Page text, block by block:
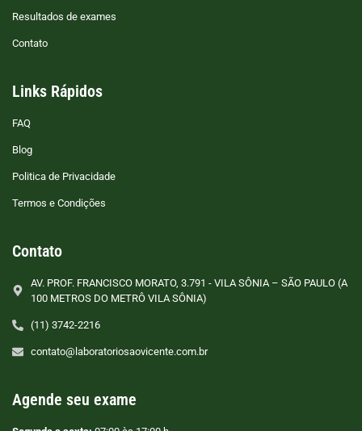
Resultados de exames
Contato
Links Rápidos
FAQ
Blog
Politica de Privacidade
Termos e Condições
Contato
AV. PROF. FRANCISCO MORATO, 3.791 - VILA SÔNIA – SÃO PAULO (A
100 METROS DO METRÔ VILA SÔNIA)
(11) 3742-2216
contato@laboratoriosaovicente.com.br
Agende seu exame